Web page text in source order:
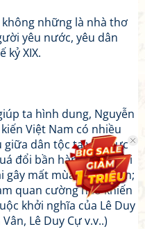
những là nhà thơ
yêu nước, yêu dân
kỷ XIX.
ta hình dung, Nguyễn
Việt Nam có nhiều
giữa dân tộc ta với thực
đổi bần hàn của người
gây mất mùa triền miên;
quan cường hào khiến
khởi nghĩa của Lê Duy
Lê Duy Cự v.v..)